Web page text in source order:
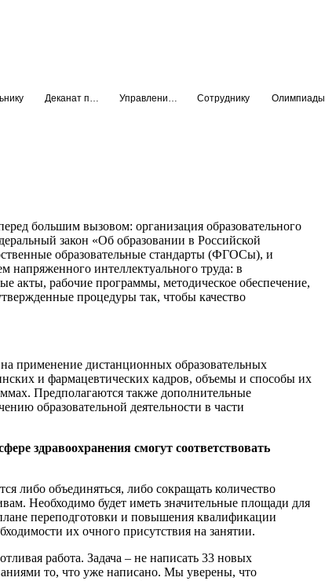
Сотруднику Олимпиады
большим вызовом: организация образовательного
закон «Об образовании в Российской
образовательные стандарты (ФГОСы), и
напряженного интеллектуального труда: в
акты, рабочие программы, методическое обеспечение,
процедуры так, чтобы качество
применение дистанционных образовательных
и фармацевтических кадров, объемы и способы их
Предполагаются также дополнительные
образовательной деятельности в части
здравоохранения смогут соответствовать
либо объединяться, либо сокращать количество
Необходимо будет иметь значительные площади для
переподготовки и повышения квалификации
их очного присутствия на занятии.
работа. Задача – не написать 33 новых
то, что уже написано. Мы уверены, что